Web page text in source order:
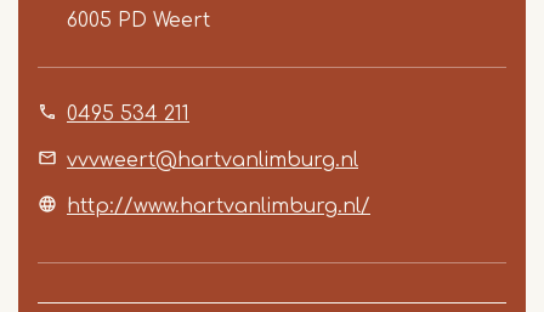
6005 PD Weert
0495 534 211
vvvweert@hartvanlimburg.nl
http://www.hartvanlimburg.nl/
Item